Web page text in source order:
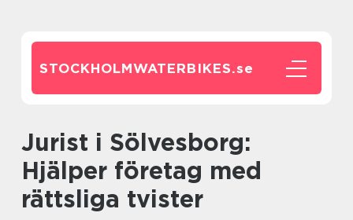
STOCKHOLMWATERBIKES.se
Jurist i Sölvesborg:
Hjälper företag med
rättsliga tvister